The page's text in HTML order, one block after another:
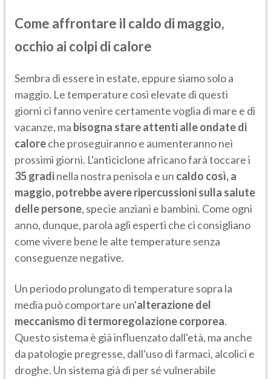
Come affrontare il caldo di maggio,
occhio ai colpi di calore
Sembra di essere in estate, eppure siamo solo a
maggio. Le temperature così elevate di questi
giorni ci fanno venire certamente voglia di mare e di
vacanze, ma bisogna stare attenti alle ondate di
caloreche proseguiranno e aumenteranno nei
prossimi giorni. L'anticiclone africano farà toccare i
35 gradinella nostra penisola e un caldo così, a
maggio, potrebbe avere ripercussioni sulla salute
delle persone, specie anziani e bambini. Come ogni
anno, dunque, parola agli esperti che ci consigliano
come vivere bene le alte temperature senza
conseguenze negative.
Un periodo prolungato di temperature sopra la
media può comportare un'alterazione del
meccanismo di termoregolazione corporea.
Questo sistema è già influenzato dall'età, ma anche
da patologie pregresse, dall'uso di farmaci, alcolici e
droghe. Un sistema già di per sé vulnerabile